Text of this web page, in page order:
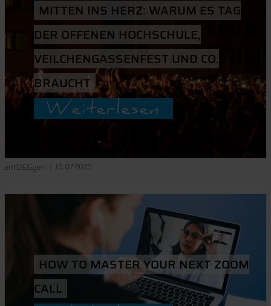
MITTEN INS HERZ: WARUM ES TAG
DER OFFENEN HOCHSCHULE,
VEILCHENGASSENFEST UND CO.
BRAUCHT
Weiterlesen
entDEGgen 16.07.2025
HOW TO MASTER YOUR NEXT ZOOM
CALL